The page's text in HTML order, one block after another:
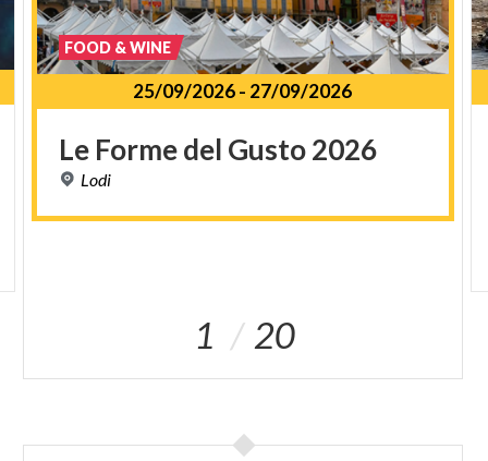
25/09/2026- 27/09/2026
Le Formedel Gusto2026
Lodi
FOOD & WINE
1 20